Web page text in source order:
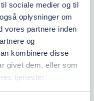
sociale medier og til
oplysninger om
vores partnere inden
og
kombinere disse
givet dem, eller som
tjenester.